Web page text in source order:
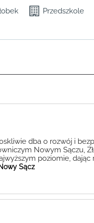
Przedszkole
dba o rozwój i
Nowym Sączu,
poziomie, dając
Placówka oferuje
dostosowanych
[…]
Sącz